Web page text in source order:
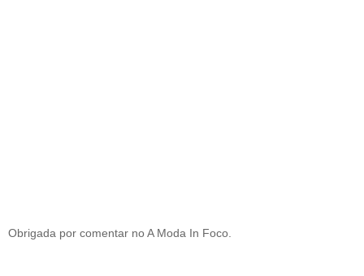
Obrigada por comentar no A Moda In Foco.